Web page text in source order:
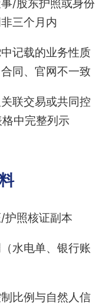
/股东护照或身份
三个月内
记载的业务性质
同、官网不一致
联交易或共同控
中完整列示
护照核证副本
水电单、银行账
比例与自然人信